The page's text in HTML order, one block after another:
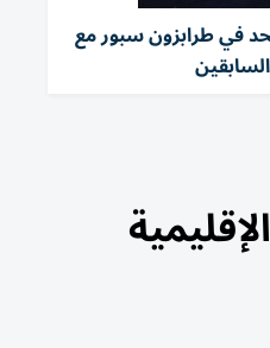
في طرابزون سبور مع